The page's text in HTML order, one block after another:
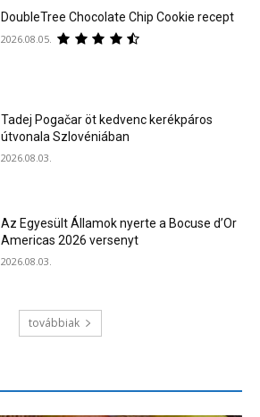
DoubleTree Chocolate Chip Cookie recept
2026.08.05.
Tadej Pogačar öt kedvenc kerékpáros
útvonala Szlovéniában
2026.08.03.
Az Egyesült Államok nyerte a Bocuse d’Or
Americas 2026 versenyt
2026.08.03.
továbbiak